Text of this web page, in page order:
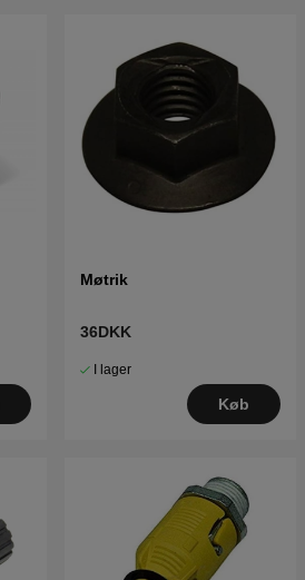
Møtrik
36DKK
I lager
Køb